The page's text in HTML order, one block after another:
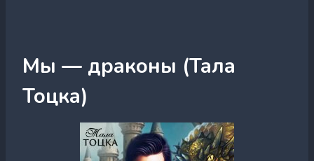
Мы — драконы (Тала
Тоцка)